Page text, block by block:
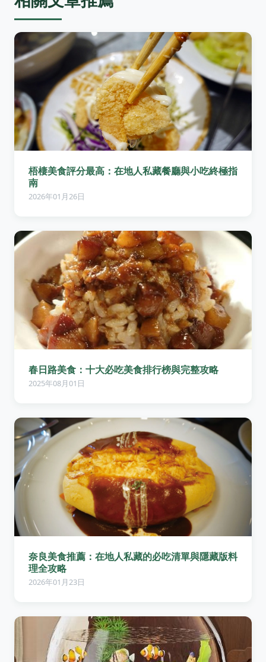
梧棲美食評分最高：在地人私藏餐廳與小吃終極指
南
2026年01月26日
春日路美食：十大必吃美食排行榜與完整攻略
2025年08月01日
奈良美食推薦：在地人私藏的必吃清單與隱藏版料
理全攻略
2026年01月23日